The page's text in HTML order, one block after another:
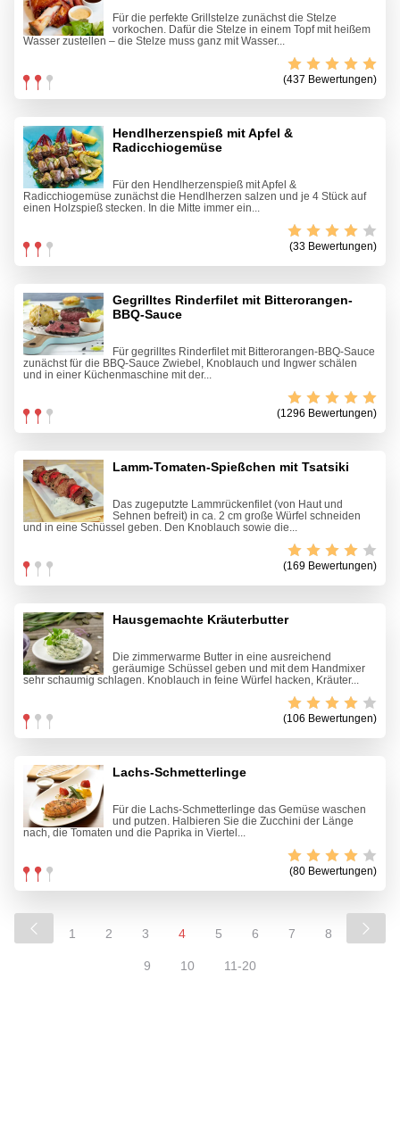
Für die perfekte Grillstelze zunächst die Stelze
vorkochen. Dafür die Stelze in einem Topf mit heißem
Wasser zustellen – die Stelze muss ganz mit Wasser...
(437 Bewertungen)
Hendlherzenspieß mit Apfel &
Radicchiogemüse
Für den Hendlherzenspieß mit Apfel &
Radicchiogemüse zunächst die Hendlherzen salzen und je 4 Stück auf
einen Holzspieß stecken. In die Mitte immer ein...
(33 Bewertungen)
Gegrilltes Rinderfilet mit Bitterorangen-
BBQ-Sauce
Für gegrilltes Rinderfilet mit Bitterorangen-BBQ-Sauce
zunächst für die BBQ-Sauce Zwiebel, Knoblauch und Ingwer schälen
und in einer Küchenmaschine mit der...
(1296 Bewertungen)
Lamm-Tomaten-Spießchen mit Tsatsiki
Das zugeputzte Lammrückenfilet (von Haut und
Sehnen befreit) in ca. 2 cm große Würfel schneiden
und in eine Schüssel geben. Den Knoblauch sowie die...
(169 Bewertungen)
Hausgemachte Kräuterbutter
Die zimmerwarme Butter in eine ausreichend
geräumige Schüssel geben und mit dem Handmixer
sehr schaumig schlagen. Knoblauch in feine Würfel hacken, Kräuter...
(106 Bewertungen)
Lachs-Schmetterlinge
Für die Lachs-Schmetterlinge das Gemüse waschen
und putzen. Halbieren Sie die Zucchini der Länge
nach, die Tomaten und die Paprika in Viertel...
(80 Bewertungen)
1 2 3 4 5 6 7 8
9 10 11-20